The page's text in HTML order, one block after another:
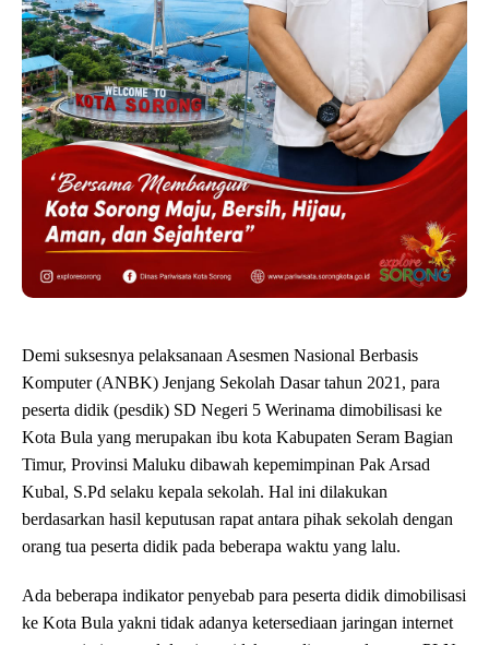
Demi suksesnya pelaksanaan Asesmen Nasional Berbasis
Komputer (ANBK) Jenjang Sekolah Dasar tahun 2021, para
peserta didik (pesdik) SD Negeri 5 Werinama dimobilisasi ke
Kota Bula yang merupakan ibu kota Kabupaten Seram Bagian
Timur, Provinsi Maluku dibawah kepemimpinan Pak Arsad
Kubal, S.Pd selaku kepala sekolah. Hal ini dilakukan
berdasarkan hasil keputusan rapat antara pihak sekolah dengan
orang tua peserta didik pada beberapa waktu yang lalu.
Ada beberapa indikator penyebab para peserta didik dimobilisasi
ke Kota Bula yakni tidak adanya ketersediaan jaringan internet